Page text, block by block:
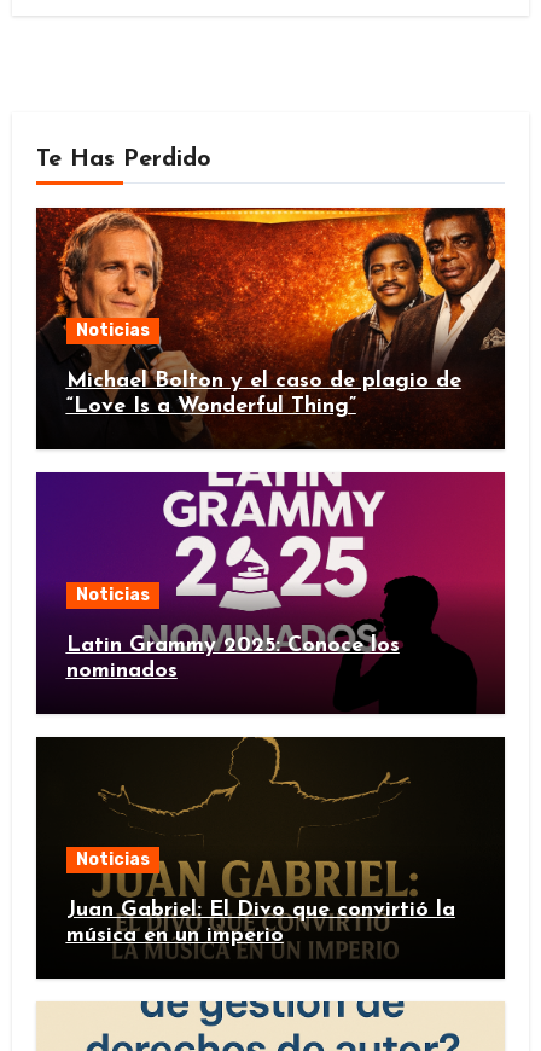
Te Has Perdido
Noticias
Michael Bolton y el caso de plagio de
“Love Is a Wonderful Thing”
Noticias
Latin Grammy 2025: Conoce los
nominados
Noticias
Juan Gabriel: El Divo que convirtió la
música en un imperio